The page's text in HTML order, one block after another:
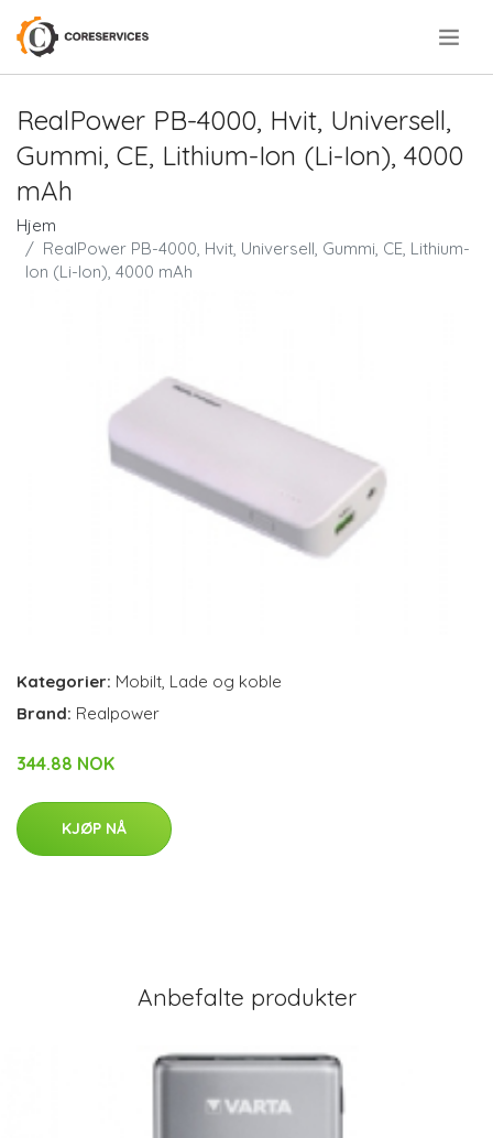
RealPower PB-4000, Hvit, Universell,
Gummi, CE, Lithium-Ion (Li-Ion), 4000
mAh
Hjem
RealPower PB-4000, Hvit, Universell, Gummi, CE, Lithium-
Ion (Li-Ion), 4000 mAh
Kategorier: Mobilt Lade og koble
Brand: Realpower
344.88 NOK
KJØP NÅ
Anbefalte produkter